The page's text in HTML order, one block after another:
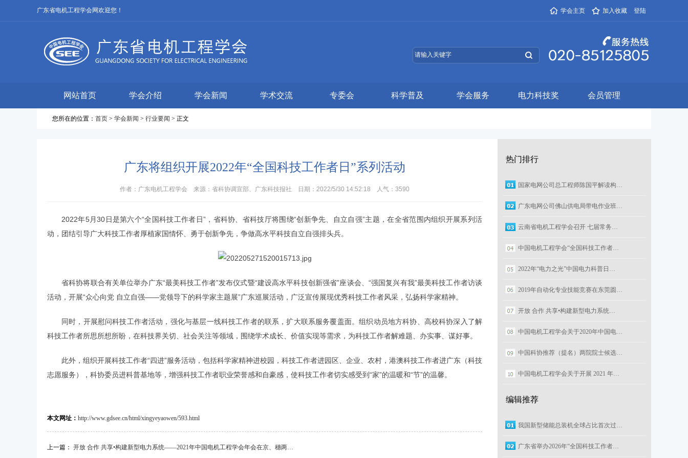
广东省电机工程学会网欢迎您！ 学会主页 加入收藏 登陆
网站首页 学会介绍 学会新闻 学术交流 专委会 科学普及 学会服务 电力科技奖 会员管理
您所在的位置： 首页 > 学会新闻 > 行业要闻 > 正文
广东将组织开展2022年“全国科技工作者日”系列活动
作者：广东电机工程学会 来源：省科协调宣部、广东科技报社 日期：2022/5/30 14:52:18 人气： 3590
2022年5月30日是第六个“全国科技工作者日”，省科协、省科技厅将围绕“创新争先、自立自强”主题，在全省范围内组织开展系列活
动，团结引导广大科技工作者厚植家国情怀、勇于创新争先，争做高水平科技自立自强排头兵。
省科协将联合有关单位举办广东“最美科技工作者”发布仪式暨“建设高水平科技创新强省”座谈会、“强国复兴有我”最美科技工作者访谈
活动，开展“众心向党 自立自强——党领导下的科学家主题展”广东巡展活动，广泛宣传展现优秀科技工作者风采，弘扬科学家精神。
同时，开展慰问科技工作者活动，强化与基层一线科技工作者的联系，扩大联系服务覆盖面。组织动员地方科协、高校科协深入了解
科技工作者所思所想所盼，在科技界关切、社会关注等领域，围绕学术成长、价值实现等需求，为科技工作者解难题、办实事、谋好事。
此外，组织开展科技工作者“四进”服务活动，包括科学家精神进校园，科技工作者进园区、企业、农村，港澳科技工作者进广东（科技
志愿服务），科协委员进科普基地等，增强科技工作者职业荣誉感和自豪感，使科技工作者切实感受到“家”的温暖和“节”的温馨。
本文网址： http://www.gdsee.cn/html/xingyeyaowen/593.html
上一篇： 开放 合作 共享•构建新型电力系统——2021年中国电机工程学会年会在京、穗两…
热门排行
国家电网公司总工程师陈国平解读构…
广东电网公司佛山供电局带电作业班…
云南省电机工程学会召开 七届常务…
中国电机工程学会“全国科技工作者…
2022年“电力之光”中国电力科普日…
2019年自动化专业技能竞赛在东莞圆…
开放 合作 共享•构建新型电力系统…
中国电机工程学会关于2020年中国电…
中国科协推荐（提名）两院院士候选…
中国电机工程学会关于开展 2021 年…
编辑推荐
我国新型储能总装机全球占比首次过…
广东省举办2026年“全国科技工作者…